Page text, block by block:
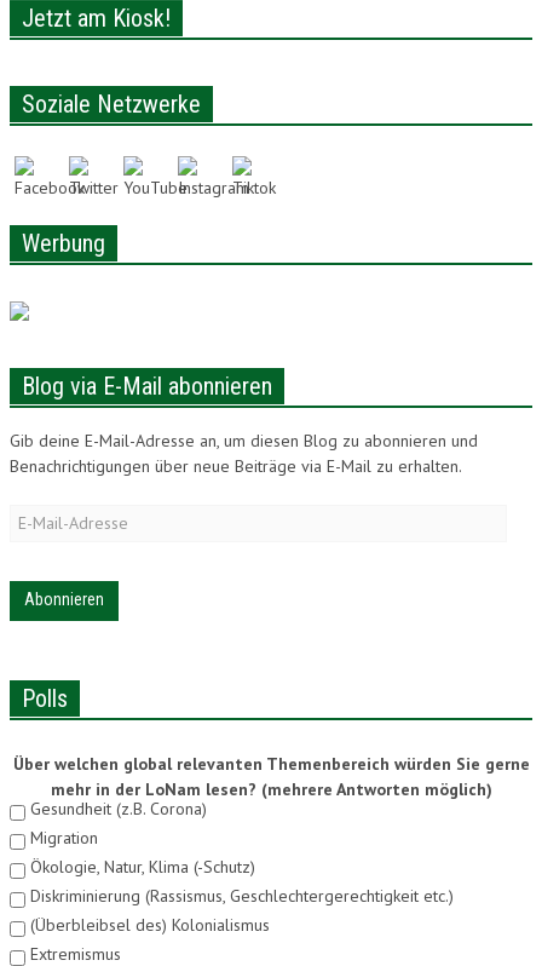
LONAM ABONNIEREN
JOBS / PRAKTIKUM
Jetzt am Kiosk!
Soziale Netzwerke
Werbung
Blog via E-Mail abonnieren
Gib deine E-Mail-Adresse an, um diesen Blog zu abonnieren und
Benachrichtigungen über neue Beiträge via E-Mail zu erhalten.
E-
Polls
Über welchen global relevanten Themenbereich würden Sie gerne
mehr in der LoNam lesen? (mehrere Antworten möglich)
Gesundheit (z.B. Corona)
Migration
Ökologie, Natur, Klima (-Schutz)
Diskriminierung (Rassismus, Geschlechtergerechtigkeit etc.)
(Überbleibsel des) Kolonialismus
Extremismus